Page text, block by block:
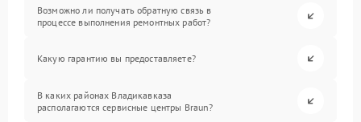
Возможно ли получать обратную связь в
процессе выполнения ремонтных работ?
Какую гарантию вы предоставляете?
В каких районах Владикавказа
располагаются сервисные центры Braun?